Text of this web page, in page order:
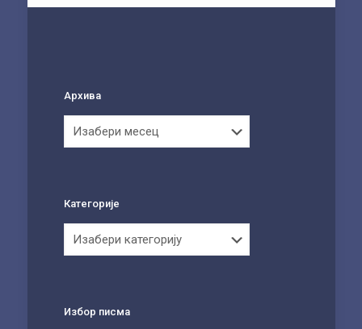
Архива
Категорије
Избор писма